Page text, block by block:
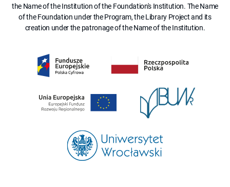
the Name of the Institution of the Foundation's Institution. The Name
of the Foundation under the Program, the Library Project and its
creation under the patronage of the Name of the Institution.